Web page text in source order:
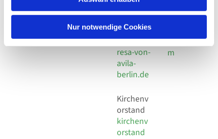
Nur notwendige Cookies
Behaimstr. 39
30 924 54
18
E-Mail
info@the
resa-von-
avila-
berlin.de
Kirchenv
orstand
kirchenv
orstand
Social
Impressu
m